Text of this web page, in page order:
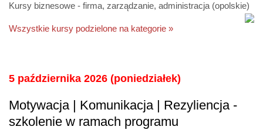
Kursy biznesowe - firma, zarządzanie, administracja (opolskie)
Wszystkie kursy podzielone na kategorie »
5 października 2026 (poniedziałek)
Motywacja | Komunikacja | Rezyliencja -
szkolenie w ramach programu